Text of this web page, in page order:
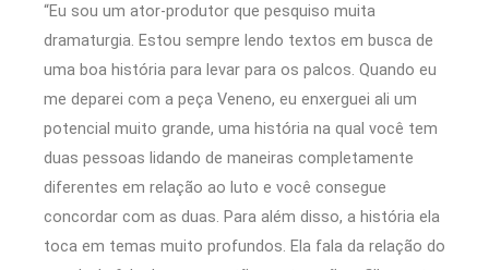
“Eu sou um ator-produtor que pesquiso muita
dramaturgia. Estou sempre lendo textos em busca de
uma boa história para levar para os palcos. Quando eu
me deparei com a peça Veneno, eu enxerguei ali um
potencial muito grande, uma história na qual você tem
duas pessoas lidando de maneiras completamente
diferentes em relação ao luto e você consegue
concordar com as duas. Para além disso, a história ela
toca em temas muito profundos. Ela fala da relação do